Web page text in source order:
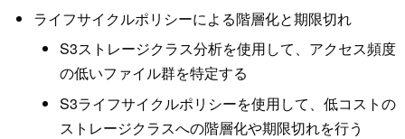
ライフサイクルポリシーによる階層化と期限切れ
S3ストレージクラス分析を使用して、アクセス頻度
の低いファイル群を特定する
S3ライフサイクルポリシーを使用して、低コストの
ストレージクラスへの階層化や期限切れを行う